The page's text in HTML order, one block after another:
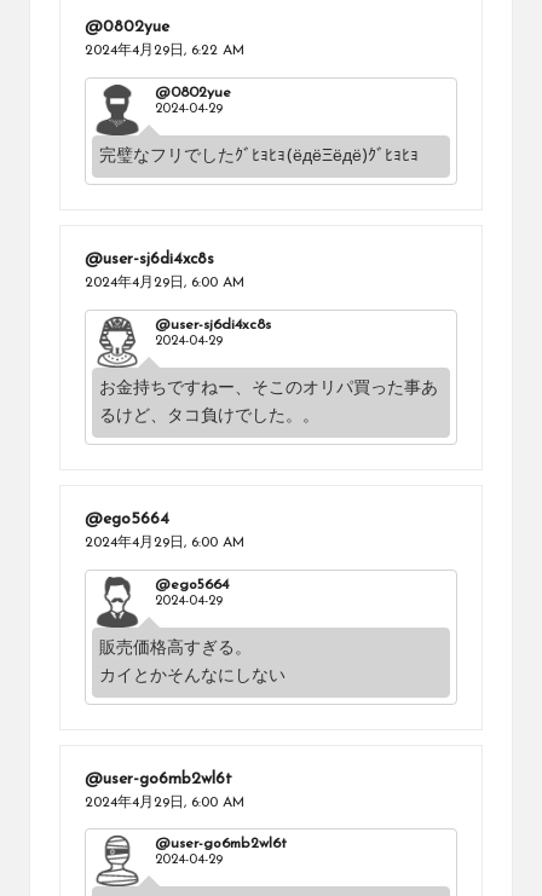
@0802yue
2024年4月29日, 6:22 AM
@0802yue
2024-04-29
完璧なフリでしたｸﾞﾋｮﾋｮ(ёдёΞёдё)ｸﾞﾋｮﾋｮ
@user-sj6di4xc8s
2024年4月29日, 6:00 AM
@user-sj6di4xc8s
2024-04-29
お金持ちですねー、そこのオリパ買った事あ
るけど、タコ負けでした。。
@ego5664
2024年4月29日, 6:00 AM
@ego5664
2024-04-29
販売価格高すぎる。
カイとかそんなにしない
@user-go6mb2wl6t
2024年4月29日, 6:00 AM
@user-go6mb2wl6t
2024-04-29